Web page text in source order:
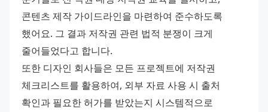
콘텐츠 제작 가이드라인을 마련하여 준수하도록
했어요. 그 결과 저작권 관련 법적 분쟁이 크게
줄어들었다고 합니다.
또한 디자인 회사들은 모든 프로젝트에 저작권
체크리스트를 활용하여, 외부 자료 사용 시 출처
확인과 필요한 허가를 받았는지 시스템적으로